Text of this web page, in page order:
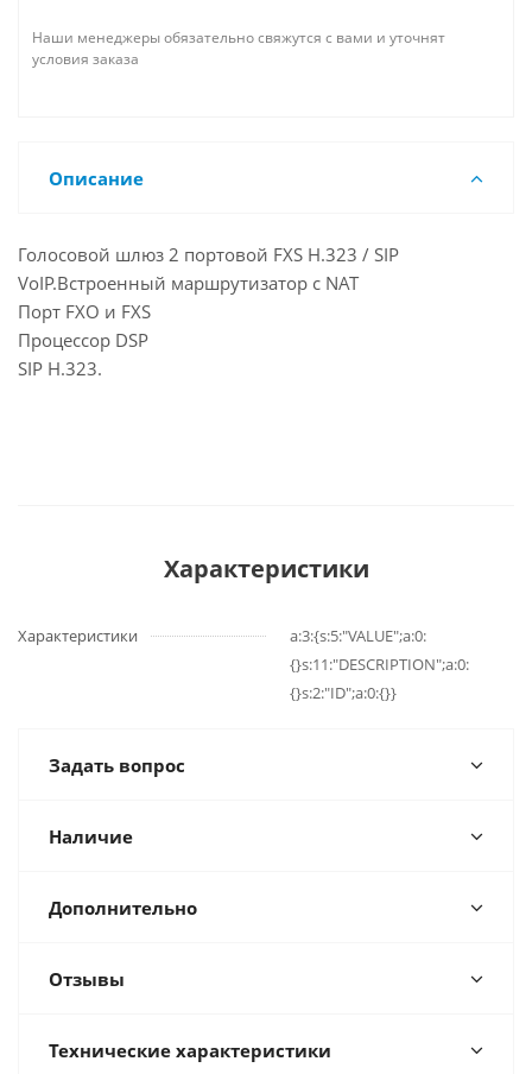
Наши менеджеры обязательно свяжутся с вами и уточнят
условия заказа
Описание
Голосовой шлюз 2 портовой FXS H.323 / SIP
VoIP.Встроенный маршрутизатор с NAT
Порт FXO и FXS
Процессор DSP
SIP H.323.
Характеристики
Характеристики
a:3:{s:5:"VALUE";a:0:
{}s:11:"DESCRIPTION";a:0:
{}s:2:"ID";a:0:{}}
Задать вопрос
Наличие
Дополнительно
Отзывы
Технические характеристики